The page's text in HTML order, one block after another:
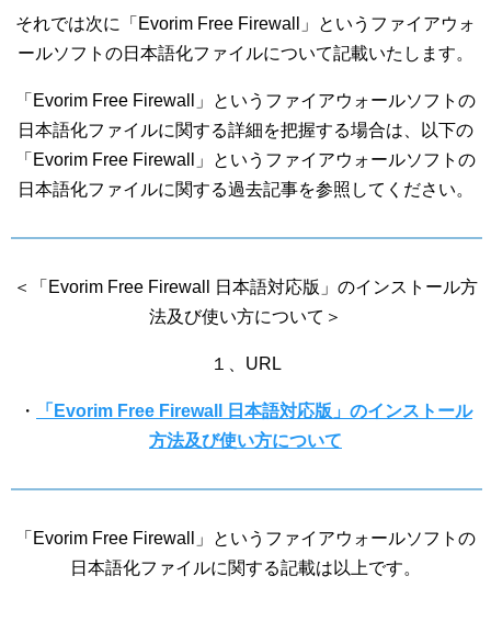
それでは次に「Evorim Free Firewall」というファイアウォ
ールソフトの日本語化ファイルについて記載いたします。
「Evorim Free Firewall」というファイアウォールソフトの
日本語化ファイルに関する詳細を把握する場合は、以下の
「Evorim Free Firewall」というファイアウォールソフトの
日本語化ファイルに関する過去記事を参照してください。
＜「Evorim Free Firewall 日本語対応版」のインストール方
法及び使い方について＞
１、URL
・
「Evorim Free Firewall 日本語対応版」のインストール
方法及び使い方について
「Evorim Free Firewall」というファイアウォールソフトの
日本語化ファイルに関する記載は以上です。